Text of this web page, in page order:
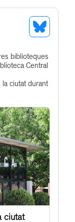
See
Profile
biblioteques
Central
ciutat durant
ciutat